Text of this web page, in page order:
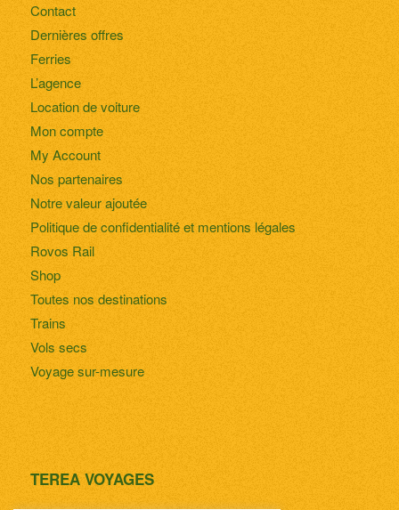
Contact
Dernières offres
Ferries
L’agence
Location de voiture
Mon compte
My Account
Nos partenaires
Notre valeur ajoutée
Politique de confidentialité et mentions légales
Rovos Rail
Shop
Toutes nos destinations
Trains
Vols secs
Voyage sur-mesure
TEREA VOYAGES